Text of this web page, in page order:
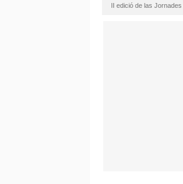
II edició de las